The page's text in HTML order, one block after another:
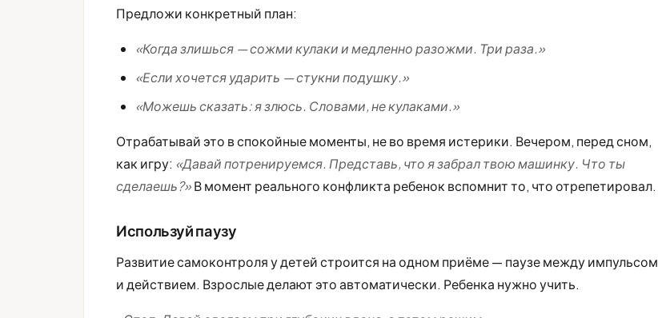
Предложи конкретный план:
«Когда злишься — сожми кулаки и медленно разожми. Три раза.»
«Если хочется ударить — стукни подушку.»
«Можешь сказать: я злюсь. Словами, не кулаками.»
Отрабатывай это в спокойные моменты, не во время истерики. Вечером, перед сном,
как игру: «Давай потренируемся. Представь, что я забрал твою машинку. Что ты
сделаешь?»В момент реального конфликта ребенок вспомнит то, что отрепетировал.
Используй паузу
Развитие самоконтроля у детей строится на одном приёме — паузе между импульсом
и действием. Взрослые делают это автоматически. Ребенка нужно учить.